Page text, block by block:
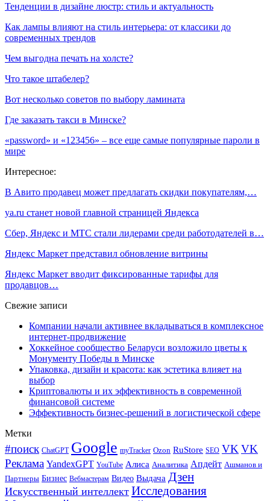
Тенденции в дизайне люстр: стиль и актуальность
Как лампы влияют на стиль интерьера: от классики до
современных трендов
Чем выгодна печать на холсте?
Что такое штабелер?
Вот несколько советов по выбору ламината
Где заказать такси в Минске?
«password» и «123456» – все еще самые популярные пароли в
мире
Интересное:
В Авито продавец может предлагать скидки покупателям,…
ya.ru станет новой главной страницей Яндекса
Сбер, Яндекс и МТС стали лидерами среди работодателей в…
Яндекс Маркет представил обновление витрины
Яндекс Маркет вводит фиксированные тарифы для
продавцов…
Свежие записи
Компании начали активнее вкладываться в комплексное
интернет-продвижение
Хоккейное сообщество Беларуси возложило цветы к
Монументу Победы в Минске
Упаковка, дизайн и красота: как эстетика влияет на
выбор
Криптовалюты и их эффективность в современной
финансовой системе
Эффективность бизнес-решений в логистической сфере
Метки
#поиск ChatGPT Google myTracker Ozon RuStore SEO VK VK
Реклама YandexGPT YouTube Алиса Аналитика Апдейт Ашманов и
Партнеры Бизнес Вебмастерам Видео Выдача Дзен
Искусственный интеллект Исследования